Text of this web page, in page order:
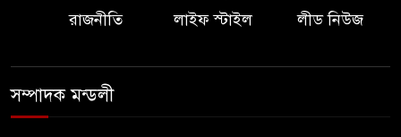
রাজনীতি
লাইফ স্টাইল লীড নিউজ
সম্পাদক মন্ডলী